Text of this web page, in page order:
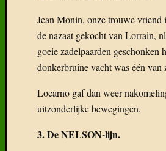
Jean Monin, onze trouwe vriend
de nazaat gekocht van Lorrain,
goeie zadelpaarden geschonken
donkerbruine vacht was één van
Locarno gaf dan weer
uitzonderlijke bewegingen.
3. De NELSON-lijn.